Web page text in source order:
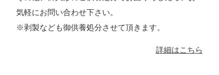
気軽にお問い合わせ下さい。
※剥製なども御供養処分させて頂きます。
詳細はこちら